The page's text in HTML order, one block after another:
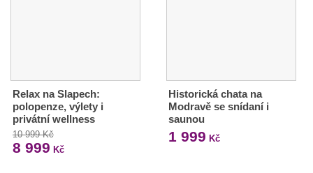
Relax na Slapech:
polopenze, výlety i
privátní wellness
10 999 Kč
8 999 Kč
Historická chata na
Modravě se snídaní i
saunou
1 999 Kč